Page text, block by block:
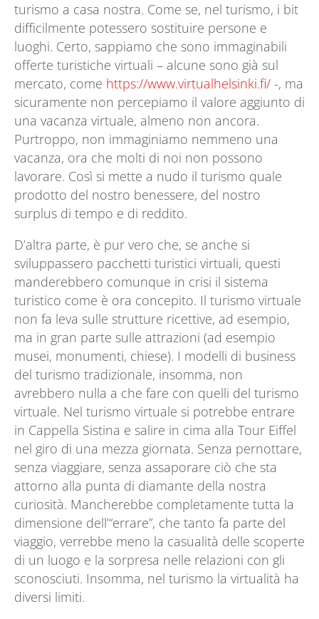
turismo a casa nostra. Come se, nel turismo, i bit
difficilmente potessero sostituire persone e
luoghi. Certo, sappiamo che sono immaginabili
offerte turistiche virtuali – alcune sono già sul
mercato, come https://www.virtualhelsinki.fi/ -, ma
sicuramente non percepiamo il valore aggiunto di
una vacanza virtuale, almeno non ancora.
Purtroppo, non immaginiamo nemmeno una
vacanza, ora che molti di noi non possono
lavorare. Così si mette a nudo il turismo quale
prodotto del nostro benessere, del nostro
surplus di tempo e di reddito.
D’altra parte, è pur vero che, se anche si
sviluppassero pacchetti turistici virtuali, questi
manderebbero comunque in crisi il sistema
turistico come è ora concepito. Il turismo virtuale
non fa leva sulle strutture ricettive, ad esempio,
ma in gran parte sulle attrazioni (ad esempio
musei, monumenti, chiese). I modelli di business
del turismo tradizionale, insomma, non
avrebbero nulla a che fare con quelli del turismo
virtuale. Nel turismo virtuale si potrebbe entrare
in Cappella Sistina e salire in cima alla Tour Eiffel
nel giro di una mezza giornata. Senza pernottare,
senza viaggiare, senza assaporare ciò che sta
attorno alla punta di diamante della nostra
curiosità. Mancherebbe completamente tutta la
dimensione dell’“errare”, che tanto fa parte del
viaggio, verrebbe meno la casualità delle scoperte
di un luogo e la sorpresa nelle relazioni con gli
sconosciuti. Insomma, nel turismo la virtualità ha
diversi limiti.